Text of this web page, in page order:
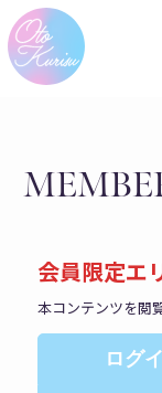
会員限定エ
本コンテンツを閲
ログ